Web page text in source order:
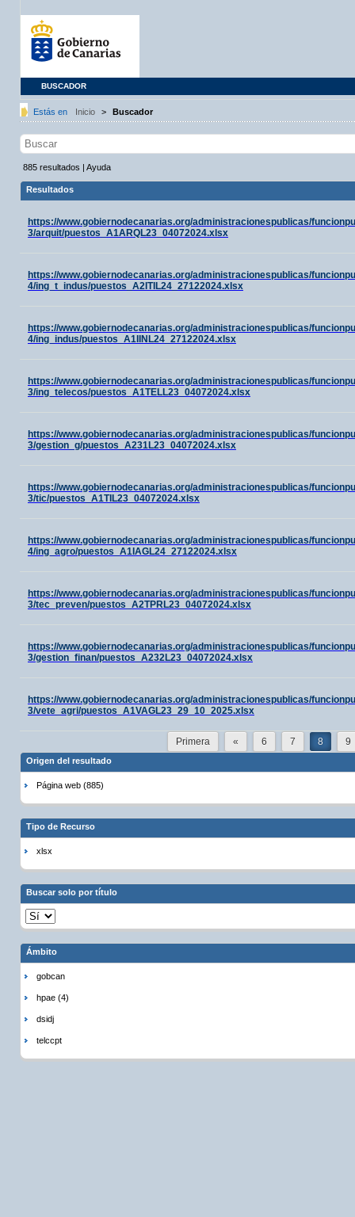
BUSCADOR
Estás en Inicio > Buscador
885 resultados | Ayuda
Resultados
https://www.gobiernodecanarias.org/administracionespublicas/
3/arquit/puestos_A1ARQL23_04072024.xlsx
https://www.gobiernodecanarias.org/administracionespublicas/
4/ing_t_indus/puestos_A2ITIL24_27122024.xlsx
https://www.gobiernodecanarias.org/administracionespublicas/
4/ing_indus/puestos_A1IINL24_27122024.xlsx
https://www.gobiernodecanarias.org/administracionespublicas/
3/ing_telecos/puestos_A1TELL23_04072024.xlsx
https://www.gobiernodecanarias.org/administracionespublicas/
3/gestion_g/puestos_A231L23_04072024.xlsx
https://www.gobiernodecanarias.org/administracionespublicas/
3/tic/puestos_A1TIL23_04072024.xlsx
https://www.gobiernodecanarias.org/administracionespublicas/
4/ing_agro/puestos_A1IAGL24_27122024.xlsx
https://www.gobiernodecanarias.org/administracionespublicas/
3/tec_preven/puestos_A2TPRL23_04072024.xlsx
https://www.gobiernodecanarias.org/administracionespublicas/
3/gestion_finan/puestos_A232L23_04072024.xlsx
https://www.gobiernodecanarias.org/administracionespublicas/
3/vete_agri/puestos_A1VAGL23_29_10_2025.xlsx
Primera « 6 7 8 9
Origen del resultado
Página web (885)
Tipo de Recurso
xlsx
Buscar solo por título
Ámbito
gobcan
hpae (4)
dsidj
telccpt